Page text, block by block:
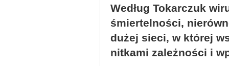
Według Tokarczuk
śmiertelności,
dużej sieci, w której
nitkami zależności i